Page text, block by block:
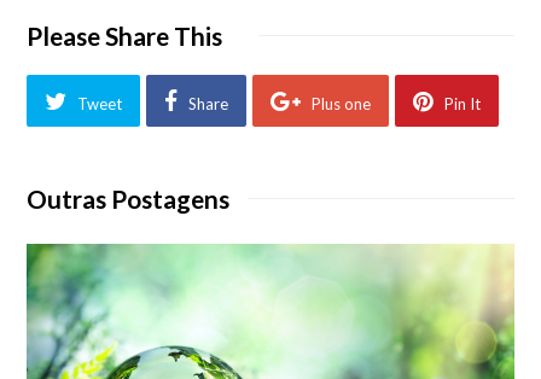
Please Share This
Tweet Share Plus one Pin It
Outras Postagens